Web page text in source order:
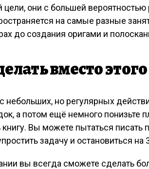
цели, они с большей
на самые разные
до создания оригами и
вместо этого
небольших, но регулярных
а потом ещё немного понизьте
книгу. Вы можете пытаться писать
задачу и остановиться
вы всегда сможете сделать